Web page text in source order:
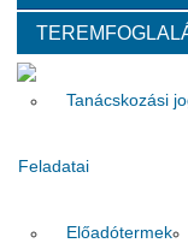
Választott
Tanácskozási
Feladatai
Előadótermek